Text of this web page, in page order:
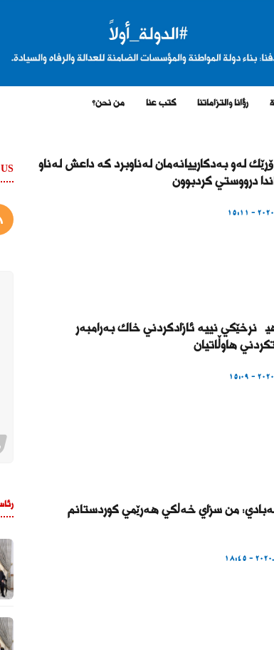
رؤانا والتزاماتنا كتب عنا من نحن؟
لەو بەدکارییانەمان لەناوبرد کە داعش لەناو
درووستی کردبوون
نرخێکی نییە ئازادکردنی خاک بەرامبەر
هاوڵاتیان
من سزای خەڵکی هەرێمی کوردستانم